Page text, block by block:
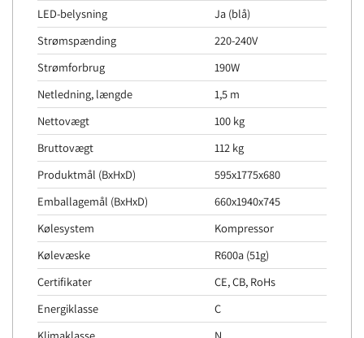
LED-belysning
Ja (blå)
Strømspænding
220-240V
Strømforbrug
190W
Netledning, længde
1,5 m
Nettovægt
100 kg
Bruttovægt
112 kg
Produktmål (BxHxD)
595x1775x680
Emballagemål (BxHxD)
660x1940x745
Kølesystem
Kompressor
Kølevæske
R600a (51g)
Certifikater
CE, CB, RoHs
Energiklasse
C
Klimaklasse
N